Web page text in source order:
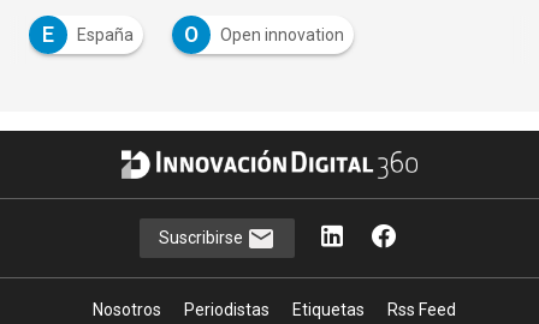
E España O Open innovation
Suscribirse
Nosotros Periodistas Etiquetas
Rss Feed